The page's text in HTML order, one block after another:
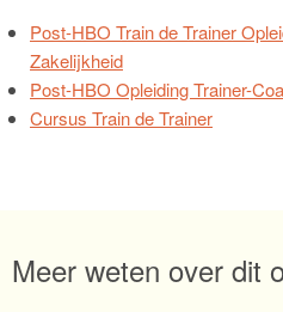
Post-HBO Train de Trainer
Zakelijkheid
Post-HBO Opleiding Trainer-
Cursus Train de Trainer
Meer weten over dit